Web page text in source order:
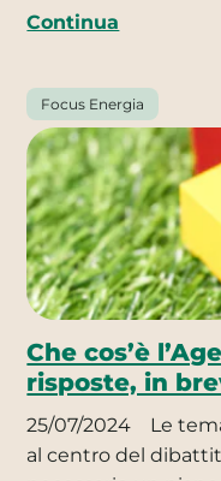
Continua
Focus Energia
Che cos’è
risposte, in
25/07/2024
Le
al centro del